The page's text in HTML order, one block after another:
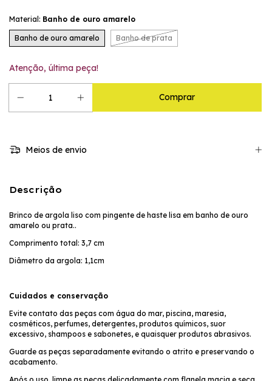
Material: Banho de ouro amarelo
Banho de ouro amarelo Banho de prata
Atenção, última peça!
Meios de envio
Descrição
Brinco de argola liso com pingente de haste lisa em banho de ouro
amarelo ou prata..
Comprimento total: 3,7 cm
Diâmetro da argola: 1,1cm
Cuidados e conservação
Evite contato das peças com água do mar, piscina, maresia,
cosméticos, perfumes, detergentes, produtos químicos, suor
excessivo, shampoos e sabonetes, e quaisquer produtos abrasivos.
Guarde as peças separadamente evitando o atrito e preservando o
acabamento.